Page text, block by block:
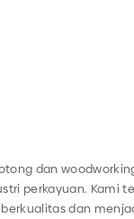
dan
perkayuan. Kami
dan